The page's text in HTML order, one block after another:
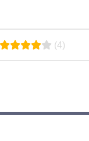
(4)